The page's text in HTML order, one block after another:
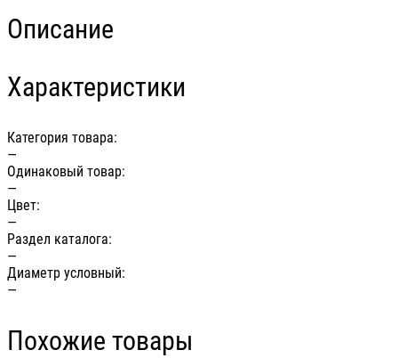
Описание
Характеристики
Категория товара:
—
Одинаковый товар:
—
Цвет:
—
Раздел каталога:
—
Диаметр условный:
—
Похожие товары